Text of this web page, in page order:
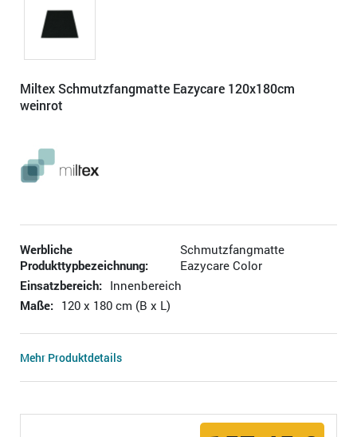
Miltex Schmutzfangmatte Eazycare 120x180cm
weinrot
Werbliche
Produkttypbezeichnung:
Schmutzfangmatte
Eazycare Color
Einsatzbereich: Innenbereich
Maße: 120 x 180 cm (B x L)
Mehr Produktdetails